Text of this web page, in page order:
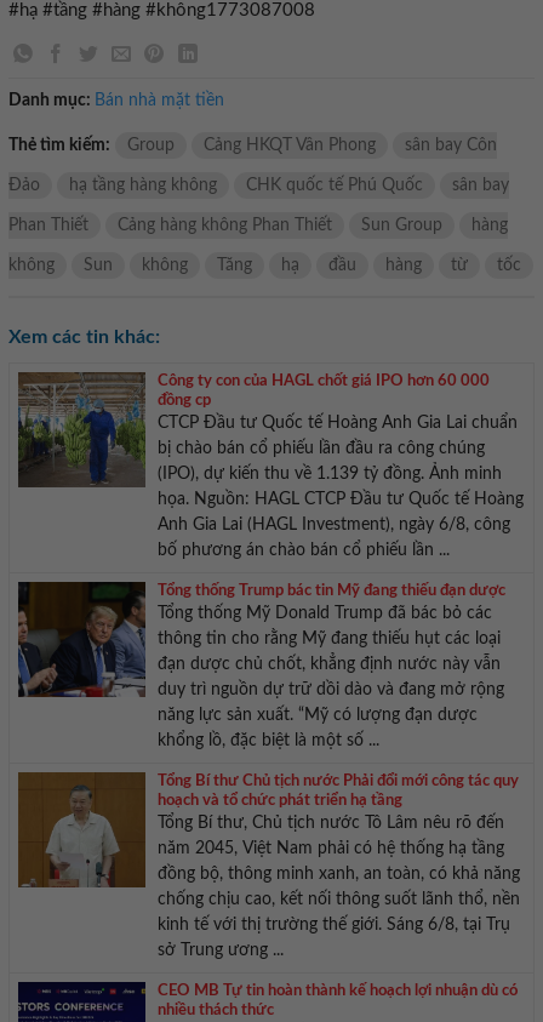
#hạ #tầng #hàng #không1773087008
Danh mục: Bán nhà mặt tiền
Thẻ tìm kiếm: Group Cảng HKQT Vân Phong sân bay Côn
Đảo hạ tầng hàng không CHK quốc tế Phú Quốc sân bay
Phan Thiết Cảng hàng không Phan Thiết Sun Group hàng
không Sun không Tăng hạ đầu hàng từ tốc
Xem các tin khác:
Công ty con của HAGL chốt giá IPO hơn 60 000
đồng cp
CTCP Đầu tư Quốc tế Hoàng Anh Gia Lai chuẩn
bị chào bán cổ phiếu lần đầu ra công chúng
(IPO), dự kiến thu về 1.139 tỷ đồng. Ảnh minh
họa. Nguồn: HAGL CTCP Đầu tư Quốc tế Hoàng
Anh Gia Lai (HAGL Investment), ngày 6/8, công
bố phương án chào bán cổ phiếu lần ...
Tổng thống Trump bác tin Mỹ đang thiếu đạn dược
Tổng thống Mỹ Donald Trump đã bác bỏ các
thông tin cho rằng Mỹ đang thiếu hụt các loại
đạn dược chủ chốt, khẳng định nước này vẫn
duy trì nguồn dự trữ dồi dào và đang mở rộng
năng lực sản xuất. “Mỹ có lượng đạn dược
khổng lồ, đặc biệt là một số ...
Tổng Bí thư Chủ tịch nước Phải đổi mới công tác quy
hoạch và tổ chức phát triển hạ tầng
Tổng Bí thư, Chủ tịch nước Tô Lâm nêu rõ đến
năm 2045, Việt Nam phải có hệ thống hạ tầng
đồng bộ, thông minh xanh, an toàn, có khả năng
chống chịu cao, kết nối thông suốt lãnh thổ, nền
kinh tế với thị trường thế giới. Sáng 6/8, tại Trụ
sở Trung ương ...
CEO MB Tự tin hoàn thành kế hoạch lợi nhuận dù có
nhiều thách thức